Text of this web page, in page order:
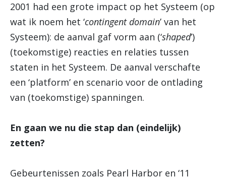
2001 had een grote impact op het Systeem (op
wat ik noem het ‘contingent domain’ van het
Systeem): de aanval gaf vorm aan (‘shaped’)
(toekomstige) reacties en relaties tussen
staten in het Systeem. De aanval verschafte
een ‘platform’ en scenario voor de ontlading
van (toekomstige) spanningen.
En gaan we nu die stap dan (eindelijk)
zetten?
Gebeurtenissen zoals Pearl Harbor en ‘11